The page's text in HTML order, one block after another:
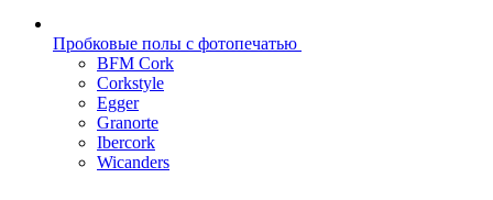
Пробковые полы с фотопечатью
BFM Cork
Corkstyle
Egger
Granorte
Ibercork
Wicanders